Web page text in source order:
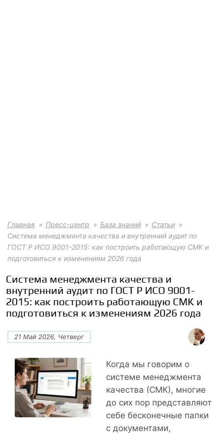
Главная Пресс-центр База знаний
Статьи
Система менеджмента качества и внутренний аудит по
ГОСТ Р ИСО 9001-2015: как построить работающую СМК и
подготовиться к изменениям 2026 года
Система менеджмента качества и
внутренний аудит по ГОСТ Р ИСО 9001-
2015: как построить работающую СМК и
подготовиться к изменениям 2026 года
21 Май 2026, Четверг
Когда мы говорим о
системе менеджмента
качества (СМК), многие
до сих пор представляют
себе бесконечные папки
с документами,